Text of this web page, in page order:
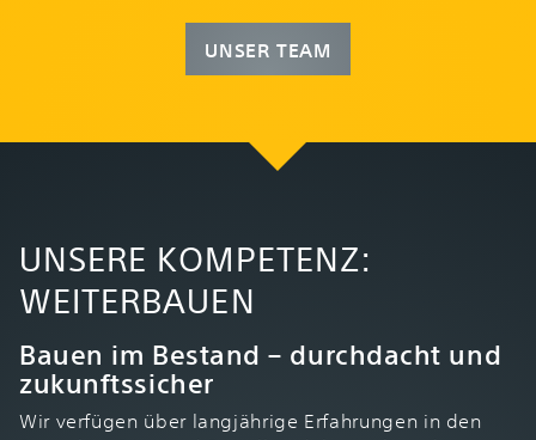
UNSER TEAM
UNSERE KOMPETENZ:
WEITERBAUEN
Bauen im Bestand – durchdacht und
zukunftssicher
Wir verfügen über langjährige Erfahrungen in den